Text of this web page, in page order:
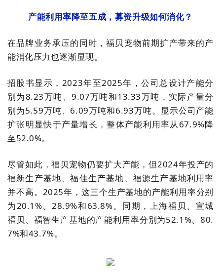
产能利用率降至五成，募资升级如何消化？
在品牌业务承压的同时，福贝宠物前期扩产带来的产
能消化压力也逐渐显现。
招股书显示，2023年至2025年，公司总设计产能分
别为8.23万吨、9.07万吨和13.33万吨，实际产量分
别为5.59万吨、6.09万吨和6.93万吨。显示公司产能
扩张明显快于产量增长，整体产能利用率从67.9%降
至52.0%。
尽管如此，福贝宠物仍要扩大产能，但2024年投产的
福新生产基地、福佳生产基地、福源生产基地利用率
并不高。2025年，这三个生产基地的产能利用率分别
为20.1%、28.9%和63.8%。同期，上海福贝、宣城
福贝、福智生产基地的产能利用率分别为52.1%、80.
7%和43.7%。